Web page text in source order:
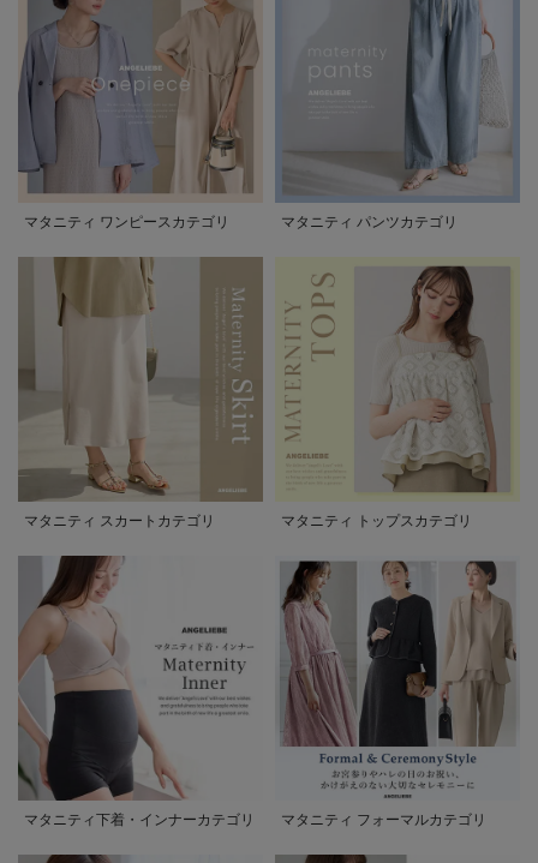
マタニティ ワンピースカテゴリ マタニティ パンツカテゴリ
マタニティ スカートカテゴリ マタニティ トップスカテゴリ
マタニティ下着・インナーカテゴリ マタニティ フォーマルカテゴリ